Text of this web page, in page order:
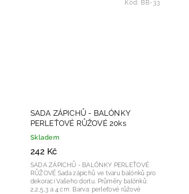
SADA ZÁPICHŮ - BALÓNKY
PERLEŤOVÉ RŮŽOVÉ 20ks
Skladem
242 Kč
SADA ZÁPICHŮ - BALÓNKY PERLEŤOVÉ
RŮŽOVÉ Sada zápichů ve tvaru balónků pro
dekoraci Vašeho dortu. Průměry balónků:
2,2,5,3 a 4 cm Barva: perleťové růžové
Kód: BB-33